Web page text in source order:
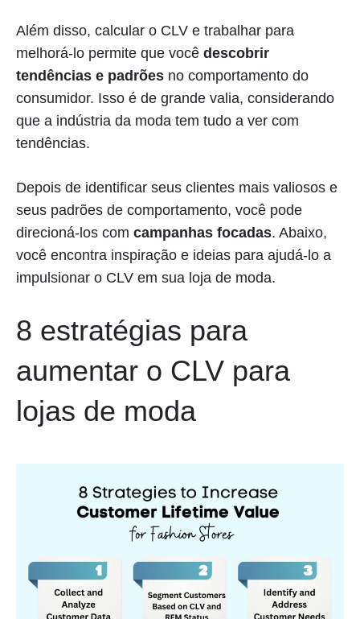
Além disso, calcular o CLV e trabalhar para
melhorá-lo permite que você descobrir
tendências e padrões no comportamento do
consumidor. Isso é de grande valia, considerando
que a indústria da moda tem tudo a ver com
tendências.
Depois de identificar seus clientes mais valiosos e
seus padrões de comportamento, você pode
direcioná-los com campanhas focadas. Abaixo,
você encontra inspiração e ideias para ajudá-lo a
impulsionar o CLV em sua loja de moda.
8 estratégias para
aumentar o CLV para
lojas de moda